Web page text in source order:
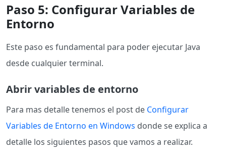
Paso 5: Configurar Variables de
Entorno
Este paso es fundamental para poder ejecutar Java
desde cualquier terminal.
Abrir variables de entorno
Para mas detalle tenemos el post de Configurar
Variables de Entorno en Windows donde se explica a
detalle los siguientes pasos que vamos a realizar.